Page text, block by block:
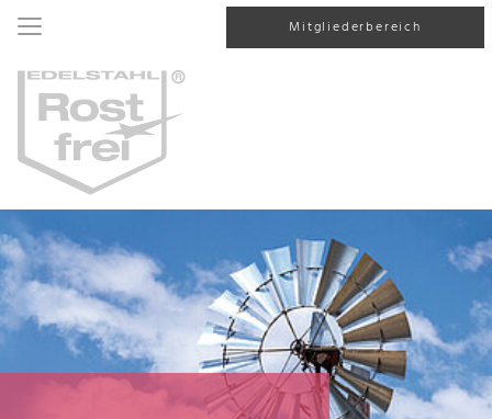
Mitgliederbereich